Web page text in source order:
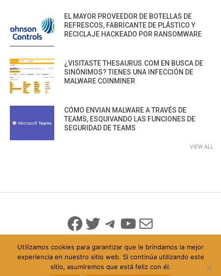
EL MAYOR PROVEEDOR DE BOTELLAS DE
REFRESCOS, FABRICANTE DE PLÁSTICO Y
RECICLAJE HACKEADO POR RANSOMWARE
¿VISITASTE THESAURUS.COM EN BUSCA DE
SINÓNIMOS? TIENES UNA INFECCIÓN DE
MALWARE COINMINER
CÓMO ENVIAN MALWARE A TRAVÉS DE
TEAMS, ESQUIVANDO LAS FUNCIONES DE
SEGURIDAD DE TEAMS
VIEW ALL
Facebook
Twitter
Telegram
YouTube
Mail
© 2026 Todo Derechos Reservados
Utilizamos cookies para garantizar que le brindamos la mejor
experiencia en nuestro sitio web. Si continúa utilizando este
sitio, asumiremos que está feliz con él.